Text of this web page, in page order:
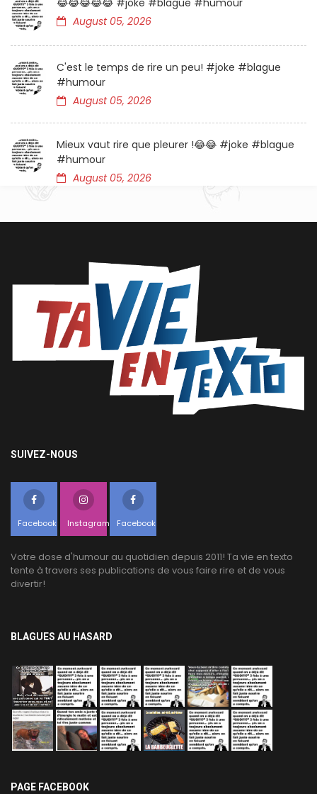
😂😂😂😂😂 #joke #blague #humour
August 05, 2026
C'est le temps de rire un peu! #joke #blague
#humour
August 05, 2026
Mieux vaut rire que pleurer !😂😂 #joke #blague
#humour
August 05, 2026
SUIVEZ-NOUS
Facebook Instagram Facebook
Votre dose d'humour au quotidien depuis 2011! Ta vie en texto
tente à travers ses publications de vous faire rire et de vous
divertir!
BLAGUES AU HASARD
PAGE FACEBOOK